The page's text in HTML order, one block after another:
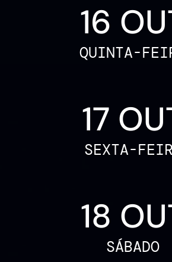
16
QUINTA-
17
SEXTA-
18
SÁBADO